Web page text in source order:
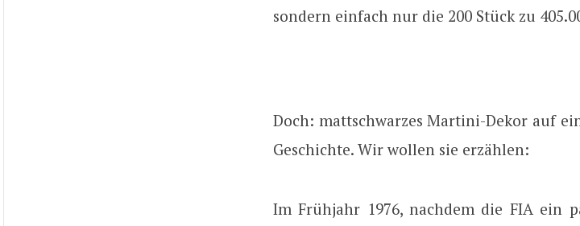
sondern einfach nur die 200 Stück zu
Doch: mattschwarzes Martini-Dekor auf
Geschichte. Wir wollen sie erzählen:
Im Frühjahr 1976, nachdem die FIA ein